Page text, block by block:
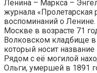
Ленина – Маркса –
журнала «Пролетарская
воспоминаний о
Москве в возрасте 71
Волковском кладбище в
который носит
Рядом с её могилой
Ольги, умершей в 1891